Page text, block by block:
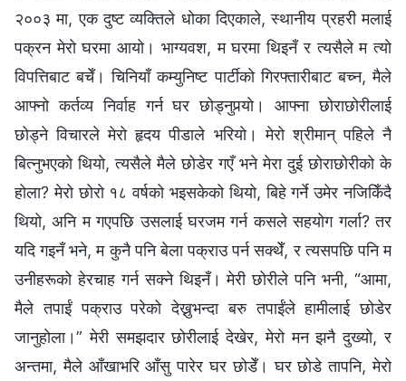
२००३ मा, एक दुष्ट व्यक्तिले धोका दिएकाले, स्थानीय प्रहरी मलाई
पक्रन मेरो घरमा आयो। भाग्यवश, म घरमा थिइनँ र त्यसैले म त्यो
विपत्तिबाट बचेँ। चिनियाँ कम्युनिष्ट पार्टीको गिरफ्तारीबाट बच्न, मैले
आफ्नो कर्तव्य निर्वाह गर्न घर छोड्नुपर्‍यो। आफ्ना छोराछोरीलाई
छोड्ने विचारले मेरो हृदय पीडाले भरियो। मेरो श्रीमान् पहिले नै
बित्नुभएको थियो, त्यसैले मैले छोडेर गएँ भने मेरा दुई छोराछोरीको के
होला? मेरो छोरो १८ वर्षको भइसकेको थियो, बिहे गर्ने उमेर नजिकिँदै
थियो, अनि म गएपछि उसलाई घरजम गर्न कसले सहयोग गर्ला? तर
यदि गइनँ भने, म कुनै पनि बेला पक्राउ पर्न सक्थेँ, र त्यसपछि पनि म
उनीहरूको हेरचाह गर्न सक्ने थिइनँ। मेरी छोरीले पनि भनी, “आमा,
मैले तपाईं पक्राउ परेको देख्नुभन्दा बरु तपाईंले हामीलाई छोडेर
जानुहोला।” मेरी समझदार छोरीलाई देखेर, मेरो मन झनै दुख्यो, र
अन्तमा, मैले आँखाभरि आँसु पारेर घर छोडेँ। घर छोडे तापनि, मेरो